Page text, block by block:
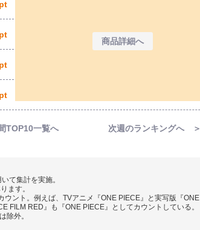
商品詳細へ
TOP10一覧へ 次週のランキングへ ＞
て集計を実施。
ます。
ント。例えば、TVアニメ『ONE PIECE』と実写版『ONE
FILM RED』も『ONE PIECE』としてカウントしている。
除外。